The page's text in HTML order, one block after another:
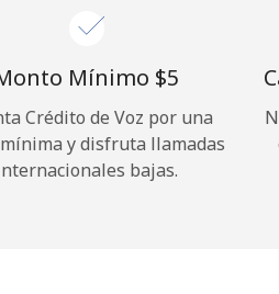
Mínimo ⁦$5⁩
Crédito de Voz por una
y disfruta llamadas
bajas.